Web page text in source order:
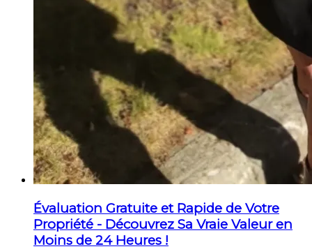
Évaluation Gratuite et Rapide de Votre
Propriété - Découvrez Sa Vraie Valeur en
Moins de 24 Heures !